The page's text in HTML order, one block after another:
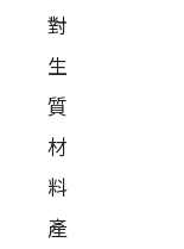
對
生
質
材
料
產